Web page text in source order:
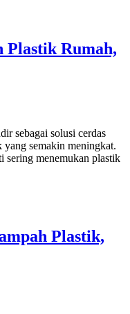
Rumah,
sebagai solusi cerdas
yang semakin meningkat.
sering menemukan plastik
Plastik,